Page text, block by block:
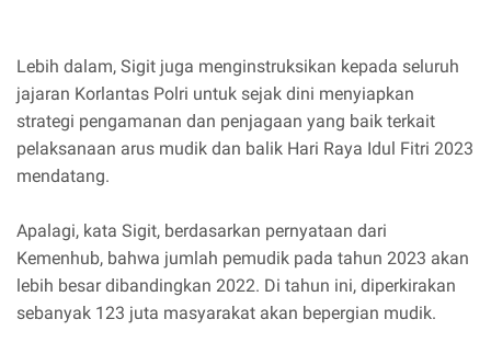
Lebih dalam, Sigit juga menginstruksikan kepada seluruh
jajaran Korlantas Polri untuk sejak dini menyiapkan
strategi pengamanan dan penjagaan yang baik terkait
pelaksanaan arus mudik dan balik Hari Raya Idul Fitri 2023
mendatang.
Apalagi, kata Sigit, berdasarkan pernyataan dari
Kemenhub, bahwa jumlah pemudik pada tahun 2023 akan
lebih besar dibandingkan 2022. Di tahun ini, diperkirakan
sebanyak 123 juta masyarakat akan bepergian mudik.